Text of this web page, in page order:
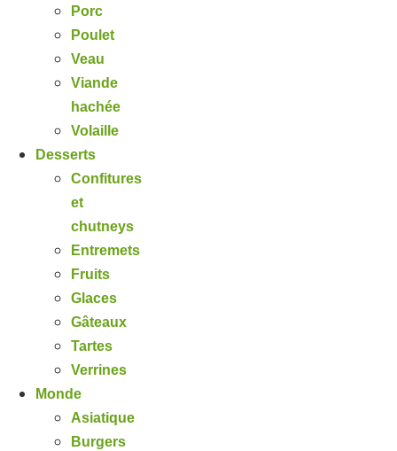
Porc
Poulet
Veau
Viande
hachée
Volaille
Desserts
Confitures
et
chutneys
Entremets
Fruits
Glaces
Gâteaux
Tartes
Verrines
Monde
Asiatique
Burgers